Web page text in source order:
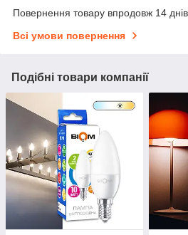
Повернення товару впродовж 14
Всі умови повернення
Подібні товари компанії